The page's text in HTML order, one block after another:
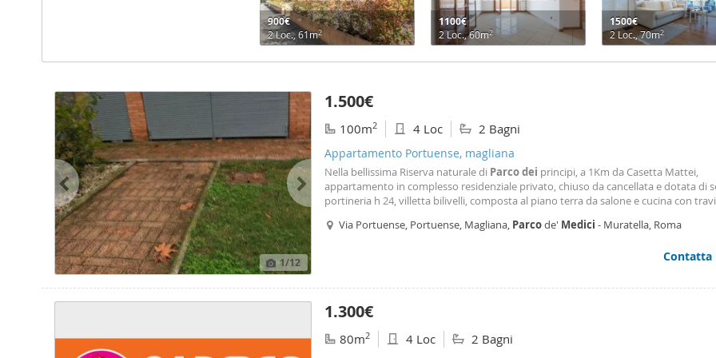
900€
2 Loc., 61m2
1100€
2 Loc., 60m2
1500€
2 Loc., 70m2
1/12
1.500€
100m2 4 Loc 2 Bagni
Appartamento Portuense, magliana
Nella bellissima Riserva naturale di Parcodei principi, a 1Km da Casetta Mattei,
appartamento in complesso residenziale privato, chiuso da cancellata e dotata di
portineria h 24, villetta bilivelli, composta al piano terra da salone e cucina con
parte verde , al piano primo composta da 2 stanze mansarda te e servizio.
Via Portuense, Portuense, Magliana, Parcode' Medici - Muratella, Roma
Contatta
1.300€
80m2 4 Loc 2 Bagni